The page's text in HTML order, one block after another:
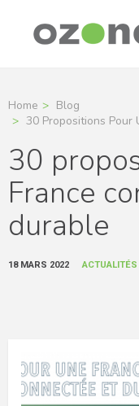
Home
Blog
30 Propositions Pour
30
France
durable
18 MARS 2022 ACTUALITÉS